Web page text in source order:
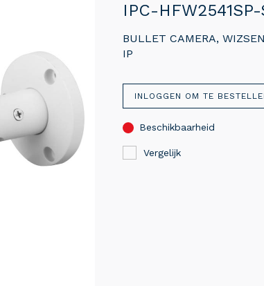
IPC-
BULLET CAMERA,
IP
INLOGGEN OM TE
Beschikbaarheid
Vergelijk